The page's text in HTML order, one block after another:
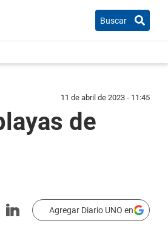
Buscar
11 de abril de 2023 - 11:45
de
Agregar Diario UNO en